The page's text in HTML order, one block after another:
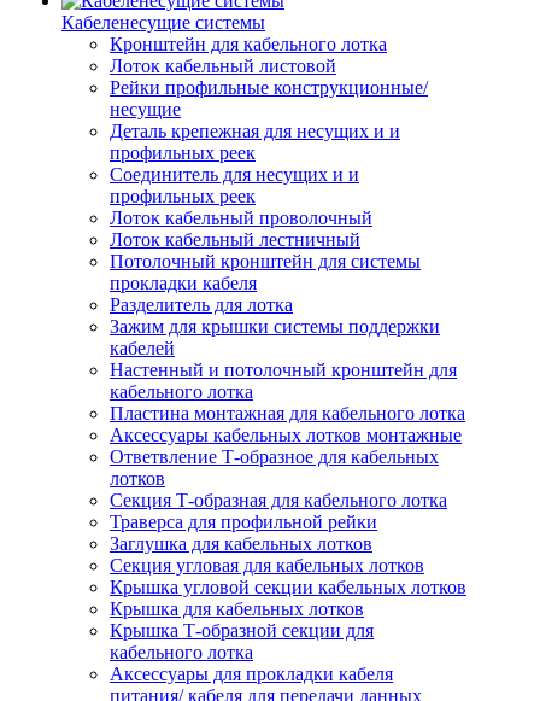
Кабеленесущие системы
Кронштейн для кабельного лотка
Лоток кабельный листовой
Рейки профильные конструкционные/
несущие
Деталь крепежная для несущих и и
профильных реек
Соединитель для несущих и и
профильных реек
Лоток кабельный проволочный
Лоток кабельный лестничный
Потолочный кронштейн для системы
прокладки кабеля
Разделитель для лотка
Зажим для крышки системы поддержки
кабелей
Настенный и потолочный кронштейн для
кабельного лотка
Пластина монтажная для кабельного лотка
Аксессуары кабельных лотков монтажные
Ответвление Т-образное для кабельных
лотков
Секция Т-образная для кабельного лотка
Траверса для профильной рейки
Заглушка для кабельных лотков
Секция угловая для кабельных лотков
Крышка угловой секции кабельных лотков
Крышка для кабельных лотков
Крышка Т-образной секции для
кабельного лотка
Аксессуары для прокладки кабеля
питания/ кабеля для передачи данных